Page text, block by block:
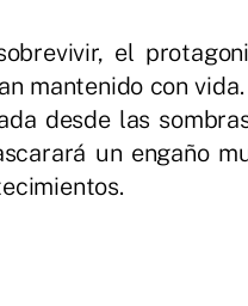
el
mantenido con
desde las
un engaño